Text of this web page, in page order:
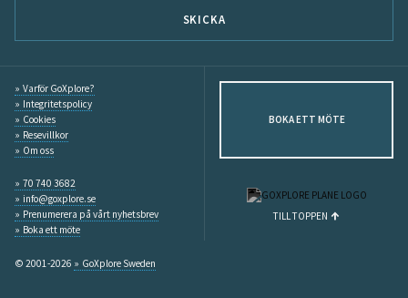
SKICKA
Varför GoXplore?
Integritetspolicy
Cookies
Resevillkor
Om oss
70 740 3682
info@goxplore.se
Prenumerera på vårt nyhetsbrev
Boka ett möte
© 2001-2026 GoXplore Sweden
BOKA ETT MÖTE
TILL TOPPEN